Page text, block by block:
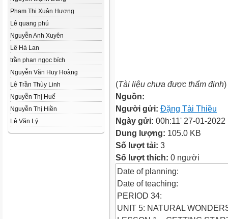
Phạm Thị Xuân Hương
Lê quang phú
Nguyễn Anh Xuyên
Lê Hà Lan
trần phan ngọc bích
Nguyễn Văn Huy Hoàng
Lê Trần Thùy Linh
Nguyễn Thị Huế
Nguyễn Thị Hiền
Lê Văn Lý
(Tài liệu chưa được thẩm định)
Nguồn:
Người gửi: Đặng Tài Thiều
Ngày gửi: 00h:11' 27-01-2022
Dung lượng: 105.0 KB
Số lượt tải: 3
Số lượt thích: 0 người
Date of planning:
Date of teaching:
PERIOD 34:
UNIT 5: NATURAL